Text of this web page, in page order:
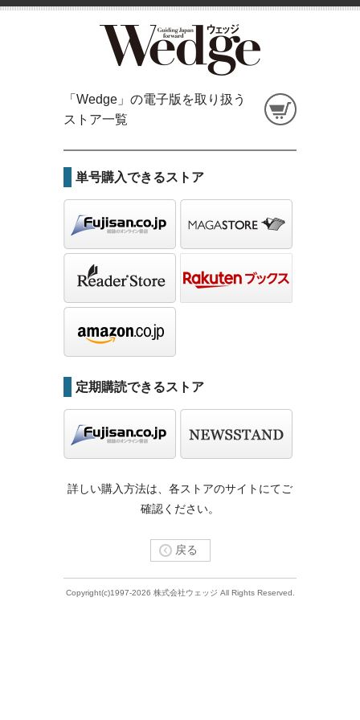
「Wedge」の電子版を取り扱う
ストア一覧
単号購入できるストア
定期購読できるストア
詳しい購入方法は、各ストアのサイトにてご
確認ください。
戻る
Copyright(c)1997-2026 株式会社ウェッジ All Rights Reserved.